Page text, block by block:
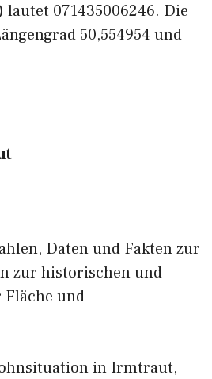
071435006246. Die
50,554954 und
Daten und Fakten zur
zur historischen und
Fläche und
in Irmtraut,